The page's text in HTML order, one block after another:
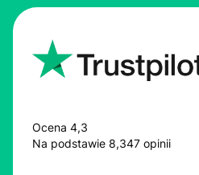
Ocena 4,3
Na podstawie 8,347 opinii